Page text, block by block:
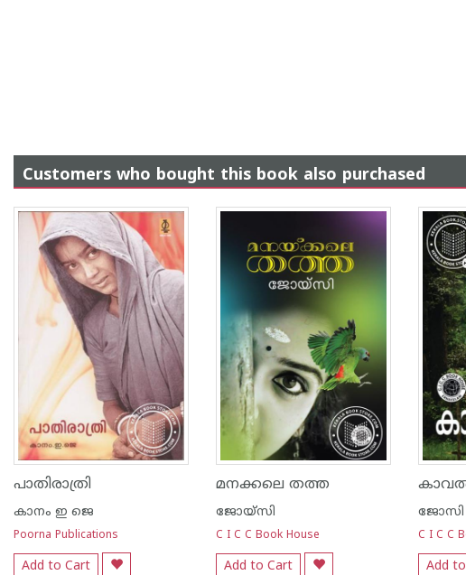
Customers who bought this book also purchased
പാതിരാത്രി
കാനം ഇ ജെ
Poorna Publications
Add to Cart
മനക്കലെ തത്ത
ജോയ്‌സി
C I C C Book House
Add to Cart
ജോസി
C I C C
Add